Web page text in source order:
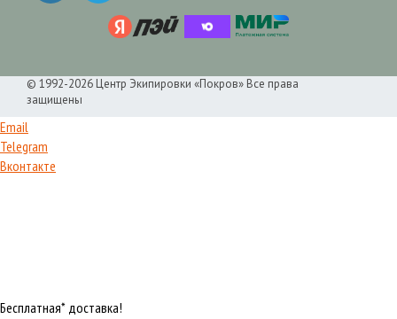
© 1992-2026 Центр Экипировки «Покров» Все права
защищены
Email
Telegram
Вконтакте
Бесплатная* доставка!